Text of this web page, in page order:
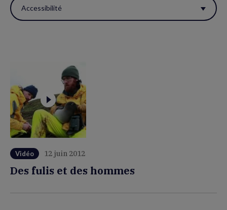
Accessibilité
Vidéo 12 juin 2012
Des fulis et des hommes